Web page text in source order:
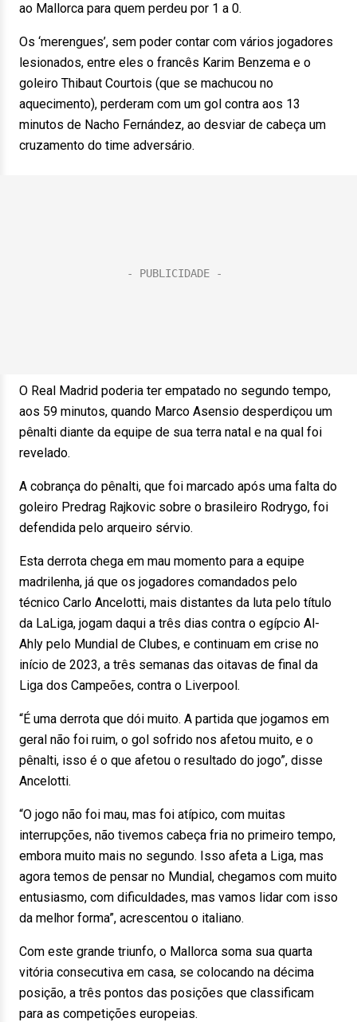
ao Mallorca para quem perdeu por 1 a 0.
Os ‘merengues’, sem poder contar com vários jogadores
lesionados, entre eles o francês Karim Benzema e o
goleiro Thibaut Courtois (que se machucou no
aquecimento), perderam com um gol contra aos 13
minutos de Nacho Fernández, ao desviar de cabeça um
cruzamento do time adversário.
O Real Madrid poderia ter empatado no segundo tempo,
aos 59 minutos, quando Marco Asensio desperdiçou um
pênalti diante da equipe de sua terra natal e na qual foi
revelado.
A cobrança do pênalti, que foi marcado após uma falta do
goleiro Predrag Rajkovic sobre o brasileiro Rodrygo, foi
defendida pelo arqueiro sérvio.
Esta derrota chega em mau momento para a equipe
madrilenha, já que os jogadores comandados pelo
técnico Carlo Ancelotti, mais distantes da luta pelo título
da LaLiga, jogam daqui a três dias contra o egípcio Al-
Ahly pelo Mundial de Clubes, e continuam em crise no
início de 2023, a três semanas das oitavas de final da
Liga dos Campeões, contra o Liverpool.
“É uma derrota que dói muito. A partida que jogamos em
geral não foi ruim, o gol sofrido nos afetou muito, e o
pênalti, isso é o que afetou o resultado do jogo”, disse
Ancelotti.
“O jogo não foi mau, mas foi atípico, com muitas
interrupções, não tivemos cabeça fria no primeiro tempo,
embora muito mais no segundo. Isso afeta a Liga, mas
agora temos de pensar no Mundial, chegamos com muito
entusiasmo, com dificuldades, mas vamos lidar com isso
da melhor forma”, acrescentou o italiano.
Com este grande triunfo, o Mallorca soma sua quarta
vitória consecutiva em casa, se colocando na décima
posição, a três pontos das posições que classificam
para as competições europeias.